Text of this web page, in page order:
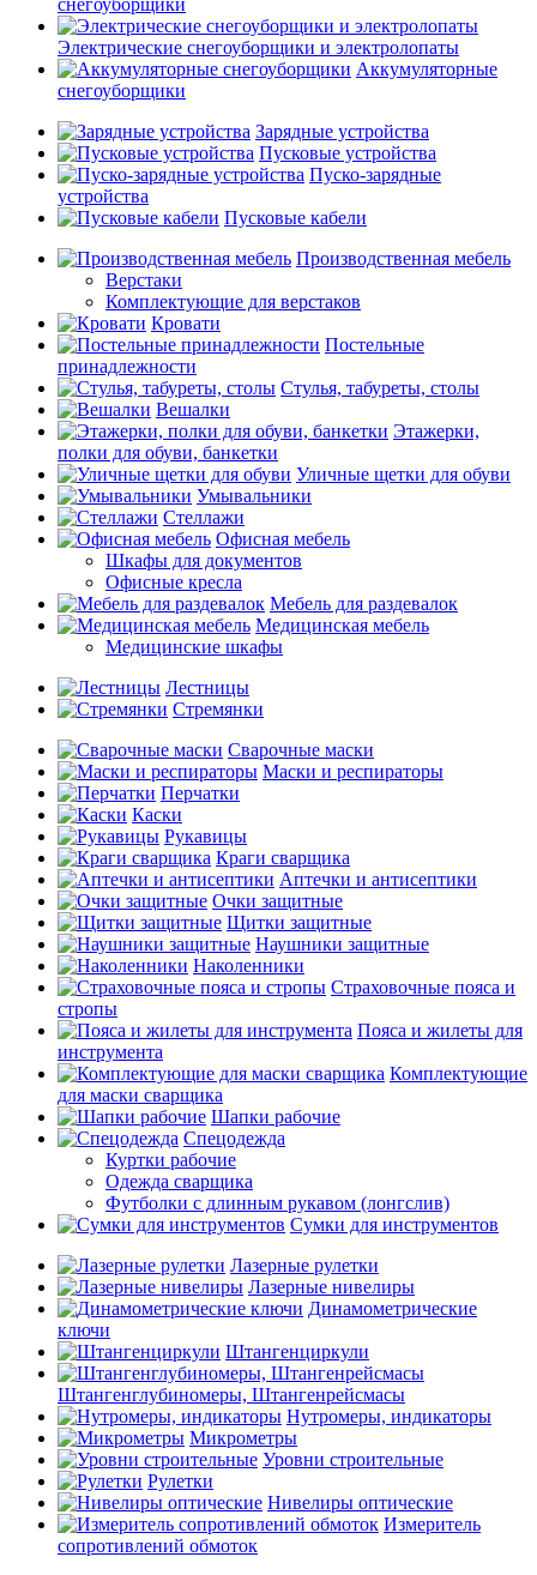
снегоуборщики
Электрические снегоуборщики и электролопаты
Аккумуляторные
снегоуборщики
Зарядные устройства
Пусковые устройства
Пуско-зарядные
устройства
Пусковые кабели
Производственная мебель
Верстаки
Комплектующие для верстаков
Кровати
Постельные
принадлежности
Стулья, табуреты, столы
Вешалки
Этажерки,
полки для обуви, банкетки
Уличные щетки для обуви
Умывальники
Стеллажи
Офисная мебель
Шкафы для документов
Офисные кресла
Мебель для раздевалок
Медицинская мебель
Медицинские шкафы
Лестницы
Стремянки
Сварочные маски
Маски и респираторы
Перчатки
Каски
Рукавицы
Краги сварщика
Аптечки и антисептики
Очки защитные
Щитки защитные
Наушники защитные
Наколенники
Страховочные пояса и
стропы
Пояса и жилеты для
инструмента
Комплектующие
для маски сварщика
Шапки рабочие
Спецодежда
Куртки рабочие
Одежда сварщика
Футболки с длинным рукавом (лонгслив)
Сумки для инструментов
Лазерные рулетки
Лазерные нивелиры
Динамометрические
ключи
Штангенциркули
Штангенглубиномеры, Штангенрейсмасы
Нутромеры, индикаторы
Микрометры
Уровни строительные
Рулетки
Нивелиры оптические
Измеритель
сопротивлений обмоток